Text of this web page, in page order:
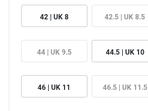
42 | UK 8 42.5 | UK 8.5
44 | UK 9.5 44.5 | UK 10
46 | UK 11 46.5 | UK 11.5